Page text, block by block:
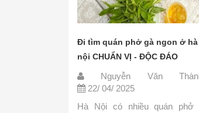
Đi tìm quán phở gà ngon ở hà
nội CHUẨN VỊ - ĐỘC ĐÁO
Nguyễn Văn Thành
22/ 04/ 2025
Hà Nội có nhiều quán phở gà